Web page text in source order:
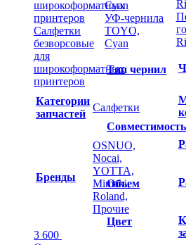
Салфетки
безворсовые
для
широкоформатных
принтеров
Категории
запчастей
Салфетки
Бренды
OSNUO,
Nocai,
YOTTA,
Mimaki,
Roland,
Прочие
3 600
УФ-чернила
TOYO,
Cyan
Тип чернил
Совместимость
Объем
Цвет